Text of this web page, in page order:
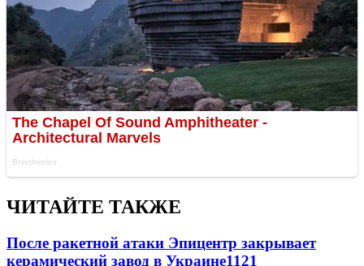
ЧИТАЙТЕ ТАКЖЕ
После ракетной атаки Эпицентр закрывает
керамический завод в Украине1121